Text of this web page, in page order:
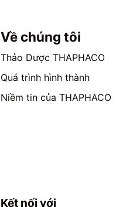
trang
sản
phẩm
Về chúng tôi
Thảo Dược THAPHACO
Quá trình hình thành
Niềm tin của THAPHACO
Kết nối với